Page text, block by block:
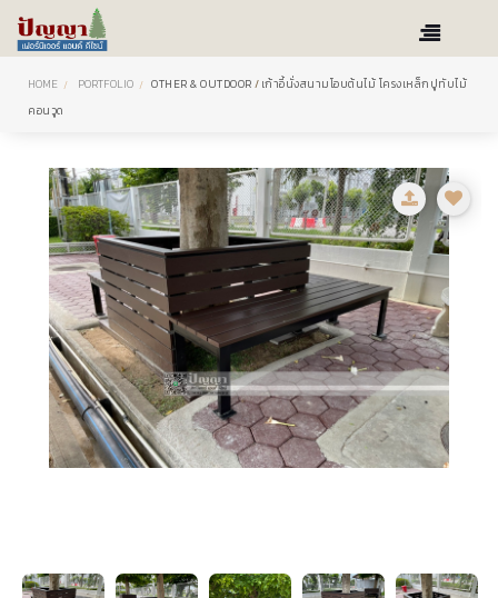
HOME PORTFOLIO OTHER & OUTDOOR / เก้าอี้นั่งสนามโอบต้นไม้ โครงเหล็กปูทับไม้
คอนวูด